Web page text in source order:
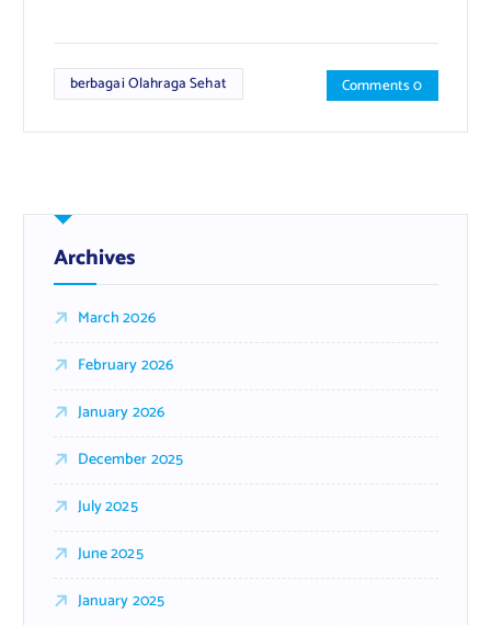
berbagai Olahraga Sehat Comments 0
Archives
March 2026
February 2026
January 2026
December 2025
July 2025
June 2025
January 2025